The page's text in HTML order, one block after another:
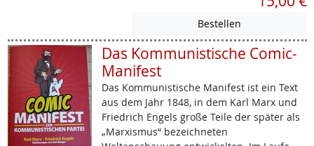
Das Kommunistische Comic-
Manifest
Das Kommunistische Manifest ist ein Text
aus dem Jahr 1848, in dem Karl Marx und
Friedrich Engels große Teile der später als
„Marxismus“ bezeichneten